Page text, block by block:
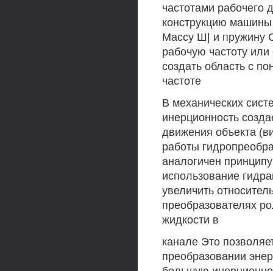
частотами рабочего
конструкцию машины
Массу Ш| и пружину
рабочую частоту или
создать область с
частоте
В механических
инерционность
движения объекта
работы
аналогичен
использование
увеличить
преобразователях
жидкости в
канале Это
преобразовании